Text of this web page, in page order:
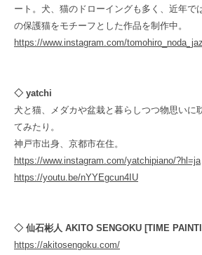
ート。犬、猫のドローイングも多く、近年で
の保護猫をモチーフとした作品を制作中。
https://www.instagram.com/
◇ yatchi
犬と猫、メダカや盆栽と暮らしつつ物思いに
てみたり。
神戸市出身、京都市在住。
https://www.instagram.com/yatchipiano/?hl=ja
https://youtu.be/nYYEgcun4IU
◇ 仙石彬人 AKITO SENGOKU [TIME
https://akitosengoku.com/